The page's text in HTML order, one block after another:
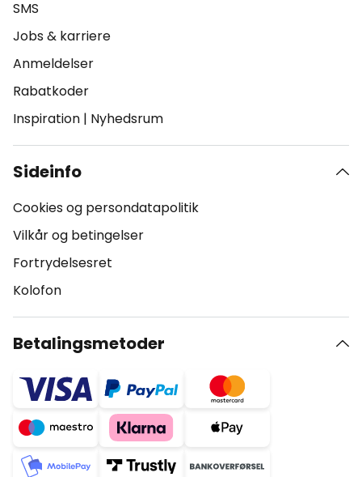
SMS
Jobs & karriere
Anmeldelser
Rabatkoder
Inspiration | Nyhedsrum
Sideinfo
Cookies og persondatapolitik
Vilkår og betingelser
Fortrydelsesret
Kolofon
Betalingsmetoder